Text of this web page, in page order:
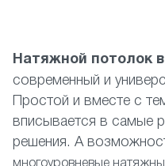
Натяжной потолок
современный и
Простой и вместе с
вписывается в самые
решения. А
многоуровневые